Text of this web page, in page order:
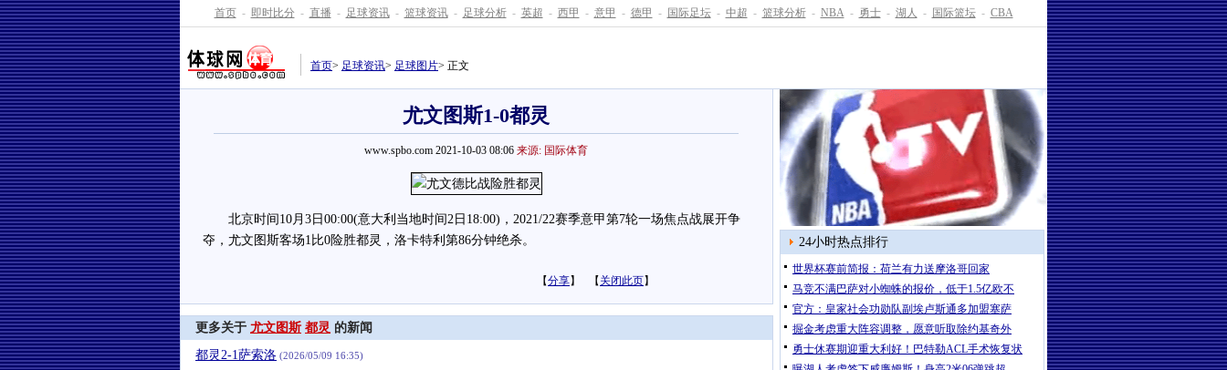
首页 - 即时比分 - 直播 - 足球资讯 - 篮球资讯 - 足球分析 - 英超 - 西甲 - 意甲 - 德甲 - 国际足坛 - 中超 - 篮球分析 - NBA - 勇士 - 湖人 - 国际篮坛 - CBA
首页> 足球资讯> 足球图片> 正文
尤文图斯1-0都灵
www.spbo.com 2021-10-03 08:06 来源: 国际体育
北京时间10月3日00:00(意大利当地时间2日18:00)，2021/22赛季意甲第7轮一场焦点战展开争
夺，尤文图斯客场1比0险胜都灵，洛卡特利第86分钟绝杀。
【分享】 【 关闭此页】
更多关于 尤文图斯 都灵 的新闻
都灵2-1萨索洛 (2026/05/09 16:35)
24小时热点排行
世界杯赛前简报：荷兰有力送摩洛哥回家
马竞不满巴萨对小蜘蛛的报价，低于1.5亿欧不
官方：皇家社会功勋队副埃卢斯通多加盟塞萨
掘金考虑重大阵容调整，愿意听取除约基奇外
勇士休赛期迎重大利好！巴特勒ACL手术恢复状